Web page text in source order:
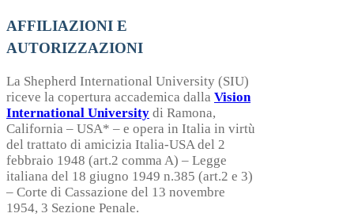
AFFILIAZIONI E
AUTORIZZAZIONI
La Shepherd International University (SIU)
riceve la copertura accademica dalla Vision
International University di Ramona,
California – USA* – e opera in Italia in virtù
del trattato di amicizia Italia-USA del 2
febbraio 1948 (art.2 comma A) – Legge
italiana del 18 giugno 1949 n.385 (art.2 e 3)
– Corte di Cassazione del 13 novembre
1954, 3 Sezione Penale.